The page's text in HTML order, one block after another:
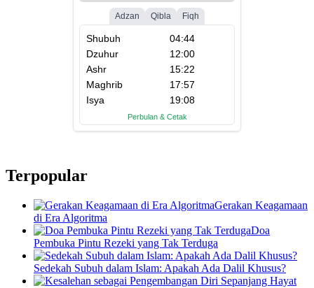
Terpopular
Gerakan Keagamaan
di Era Algoritma
Doa
Pembuka Pintu Rezeki yang Tak Terduga
Sedekah Subuh dalam Islam: Apakah Ada Dalil Khusus?